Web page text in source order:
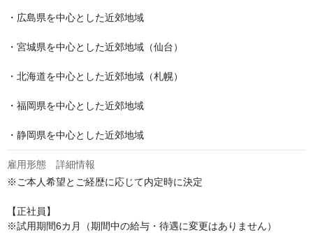
・広島県を中心とした近郊地域
・宮城県を中心とした近郊地域（仙台）
・北海道を中心とした近郊地域（札幌）
・福岡県を中心とした近郊地域
・静岡県を中心とした近郊地域
雇用形態 詳細情報
※ご本人希望とご経歴に応じて内定時に決定
【正社員】
※試用期間6カ月（期間中の給与・待遇に変更はありません）